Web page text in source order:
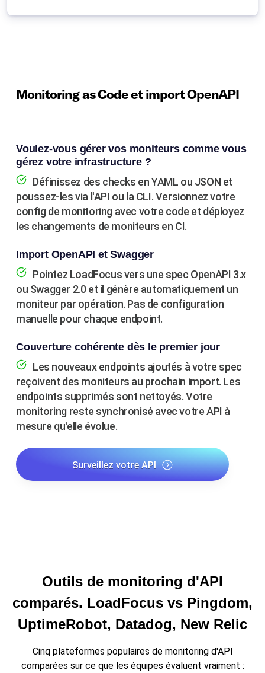
Monitoring as Code et import OpenAPI
Voulez-vous gérer vos moniteurs comme vous
gérez votre infrastructure ?
Définissez des checks en YAML ou JSON et
poussez-les via l'API ou la CLI. Versionnez votre
config de monitoring avec votre code et déployez
les changements de moniteurs en CI.
Import OpenAPI et Swagger
Pointez LoadFocus vers une spec OpenAPI 3.x
ou Swagger 2.0 et il génère automatiquement un
moniteur par opération. Pas de configuration
manuelle pour chaque endpoint.
Couverture cohérente dès le premier jour
Les nouveaux endpoints ajoutés à votre spec
reçoivent des moniteurs au prochain import. Les
endpoints supprimés sont nettoyés. Votre
monitoring reste synchronisé avec votre API à
mesure qu'elle évolue.
Surveillez votre API
Outils de monitoring d'API
comparés. LoadFocus vs Pingdom,
UptimeRobot, Datadog, New Relic
Cinq plateformes populaires de monitoring d'API
comparées sur ce que les équipes évaluent vraiment :